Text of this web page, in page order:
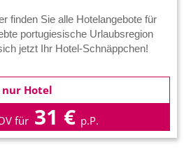
finden Sie alle Hotelangebote für
portugiesische Urlaubsregion
jetzt Ihr Hotel-Schnäppchen!
nur Hotel
für 31 € p.P.